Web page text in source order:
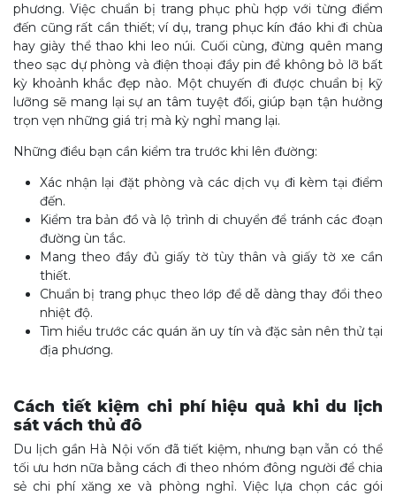
phương. Việc chuẩn bị trang phục phù hợp với từng điểm
đến cũng rất cần thiết; ví dụ, trang phục kín đáo khi đi chùa
hay giày thể thao khi leo núi. Cuối cùng, đừng quên mang
theo sạc dự phòng và điện thoại đầy pin để không bỏ lỡ bất
kỳ khoảnh khắc đẹp nào. Một chuyến đi được chuẩn bị kỹ
lưỡng sẽ mang lại sự an tâm tuyệt đối, giúp bạn tận hưởng
trọn vẹn những giá trị mà kỳ nghỉ mang lại.
Những điều bạn cần kiểm tra trước khi lên đường:
Xác nhận lại đặt phòng và các dịch vụ đi kèm tại điểm
đến.
Kiểm tra bản đồ và lộ trình di chuyển để tránh các đoạn
đường ùn tắc.
Mang theo đầy đủ giấy tờ tùy thân và giấy tờ xe cần
thiết.
Chuẩn bị trang phục theo lớp để dễ dàng thay đổi theo
nhiệt độ.
Tìm hiểu trước các quán ăn uy tín và đặc sản nên thử tại
địa phương.
Cách tiết kiệm chi phí hiệu quả khi du lịch
sát vách thủ đô
Du lịch gần Hà Nội vốn đã tiết kiệm, nhưng bạn vẫn có thể
tối ưu hơn nữa bằng cách đi theo nhóm đông người để chia
sẻ chi phí xăng xe và phòng nghỉ. Việc lựa chọn các gói